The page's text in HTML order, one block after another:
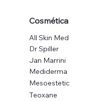
Cosmética
All Skin Med
Dr Spiller
Jan Marrini
Mediderma
Mesoestetic
Teoxane